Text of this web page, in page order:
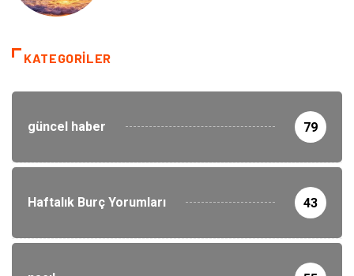
KATEGORILER
güncel haber 79
Haftalık Burç Yorumları 43